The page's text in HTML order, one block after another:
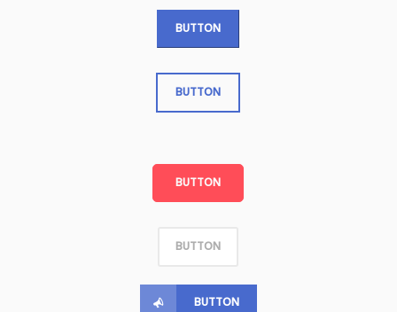
BUTTON
BUTTON
BUTTON
BUTTON
BUTTON